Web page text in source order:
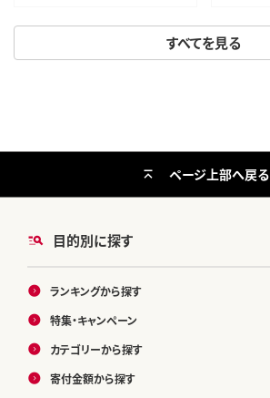
すべてを見る
目的別に探す
ランキングから探す
特集・キャンペーン
カテゴリーから探す
寄付金額から探す
ページ上部へ戻る